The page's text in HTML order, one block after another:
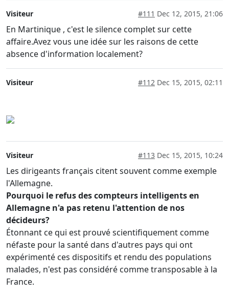
Visiteur #111 Dec 12, 2015, 21:06
En Martinique , c'est le silence complet sur cette
affaire.Avez vous une idée sur les raisons de cette
absence d'information localement?
Visiteur #112 Dec 15, 2015, 02:11
Visiteur #113 Dec 15, 2015, 10:24
Les dirigeants français citent souvent comme exemple
l'Allemagne.
Pourquoi le refus des compteurs intelligents en
Allemagne n'a pas retenu l'attention de nos
décideurs?
Étonnant ce qui est prouvé scientifiquement comme
néfaste pour la santé dans d'autres pays qui ont
expérimenté ces dispositifs et rendu des populations
malades, n'est pas considéré comme transposable à la
France.